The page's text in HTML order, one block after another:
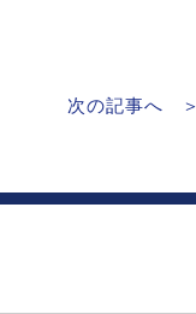
次の記事へ ＞